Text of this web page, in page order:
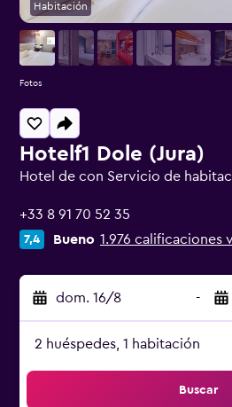
Hotelf1 Dole (Jura)
Hotel de con Servicio de
+33 8 91 70 52 35
7,4 Bueno 1.976 calificaciones
dom. 16/8 -
2 huéspedes, 1 habitación
Buscar
Habitación
Fotos